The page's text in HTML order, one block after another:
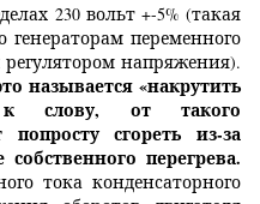
230 вольт +-5% (такая
генераторам переменного
регулятором напряжения).
называется «накрутить
к слову, от такого
сгореть из-за
перегрева.
тока конденсаторного